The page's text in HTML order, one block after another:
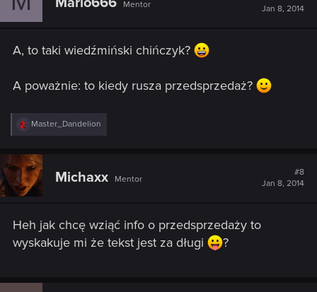
Mentor
Jan 8, 2014
A, to taki wiedźmiński chińczyk?
A poważnie: to kiedy rusza przedsprzedaż?
R
e
c
t
i
o
:
Master_Dandelion
Michaxx Mentor
#8
Jan 8, 2014
Heh jak chcę wziąć info o przedsprzedaży to
wyskakuje mi że tekst jest za długi
?